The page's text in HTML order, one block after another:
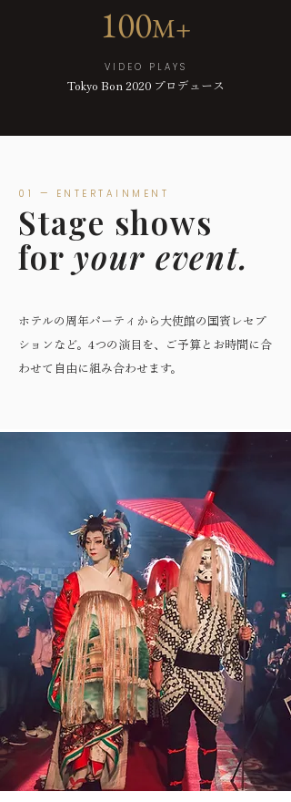
100M+
VIDEO PLAYS
Tokyo Bon 2020 プロデュース
01 — ENTERTAINMENT
Stage shows
for your event.
ホテルの周年パーティから大使館の国賓レセプ
ションなど。4つの演目を、ご予算とお時間に合
わせて自由に組み合わせます。